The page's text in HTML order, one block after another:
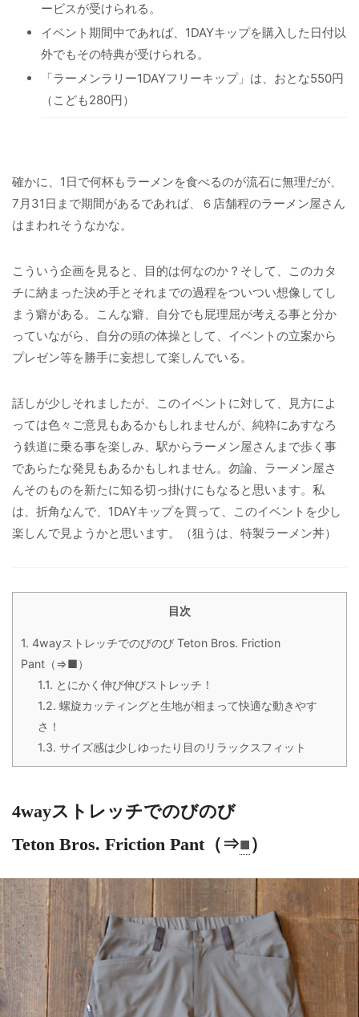
ービスが受けられる。
イベント期間中であれば、1DAYキップを購入した日付以
外でもその特典が受けられる。
「ラーメンラリー1DAYフリーキップ」は、おとな550円
（こども280円）
確かに、1日で何杯もラーメンを食べるのが流石に無理だが、
7月31日まで期間があるであれば、６店舗程のラーメン屋さん
はまわれそうなかな。
こういう企画を見ると、目的は何なのか？そして、このカタ
チに納まった決め手とそれまでの過程をついつい想像してし
まう癖がある。こんな癖、自分でも屁理屈が考える事と分か
っていながら、自分の頭の体操として、イベントの立案から
プレゼン等を勝手に妄想して楽しんでいる。
話しが少しそれましたが、このイベントに対して、見方によ
っては色々ご意見もあるかもしれませんが、純粋にあすなろ
う鉄道に乗る事を楽しみ、駅からラーメン屋さんまで歩く事
であらたな発見もあるかもしれません。勿論、ラーメン屋さ
んそのものを新たに知る切っ掛けにもなると思います。私
は、折角なんで、1DAYキップを買って、このイベントを少し
楽しんで見ようかと思います。（狙うは、特製ラーメン丼）
目次
1. 4wayストレッチでのびのび Teton Bros. Friction
Pant（⇒■）
1.1. とにかく伸び伸びストレッチ！
1.2. 螺旋カッティングと生地が相まって快適な動きやす
さ！
1.3. サイズ感は少しゆったり目のリラックスフィット
4wayストレッチでのびのび
Teton Bros. Friction Pant（⇒■）